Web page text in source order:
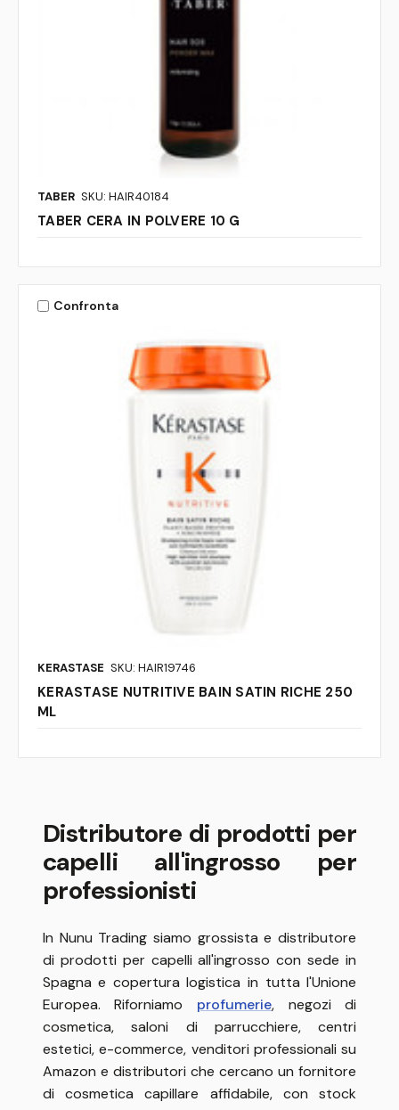
TABER SKU: HAIR40184
TABER CERA IN POLVERE 10 G
Confronta
KERASTASE SKU: HAIR19746
KERASTASE NUTRITIVE BAIN SATIN RICHE 250
ML
Distributore di prodotti per
capelli all'ingrosso per
professionisti
In Nunu Trading siamo grossista e distributore
di prodotti per capelli all'ingrosso con sede in
Spagna e copertura logistica in tutta l'Unione
Europea. Riforniamo profumerie, negozi di
cosmetica, saloni di parrucchiere, centri
estetici, e-commerce, venditori professionali su
Amazon e distributori che cercano un fornitore
di cosmetica capillare affidabile, con stock